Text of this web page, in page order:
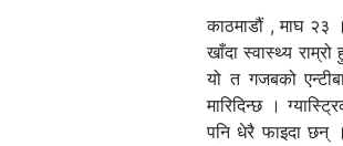
काठमाडौं , माघ २३
खाँदा स्वास्थ्य
यो त गजबको
मारिदिन्छ ।
पनि धेरै फाइदा छन्